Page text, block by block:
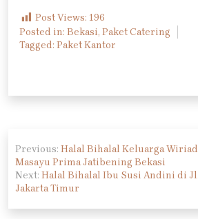
Post Views: 196
Posted in: Bekasi, Paket Catering
Tagged: Paket Kantor
pos
Previous: Halal Bihalal Keluarga
Masayu Prima Jatibening Bekasi
Next: Halal Bihalal Ibu Susi Andini di
Jakarta Timur